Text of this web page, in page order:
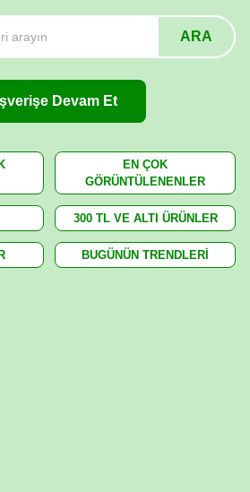
ARA
Devam Et
EN ÇOK
GÖRÜNTÜLENENLER
300 TL VE ALTI ÜRÜNLER
BUGÜNÜN TRENDLERİ